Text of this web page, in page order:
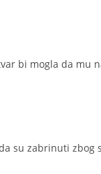
su zabrinuti